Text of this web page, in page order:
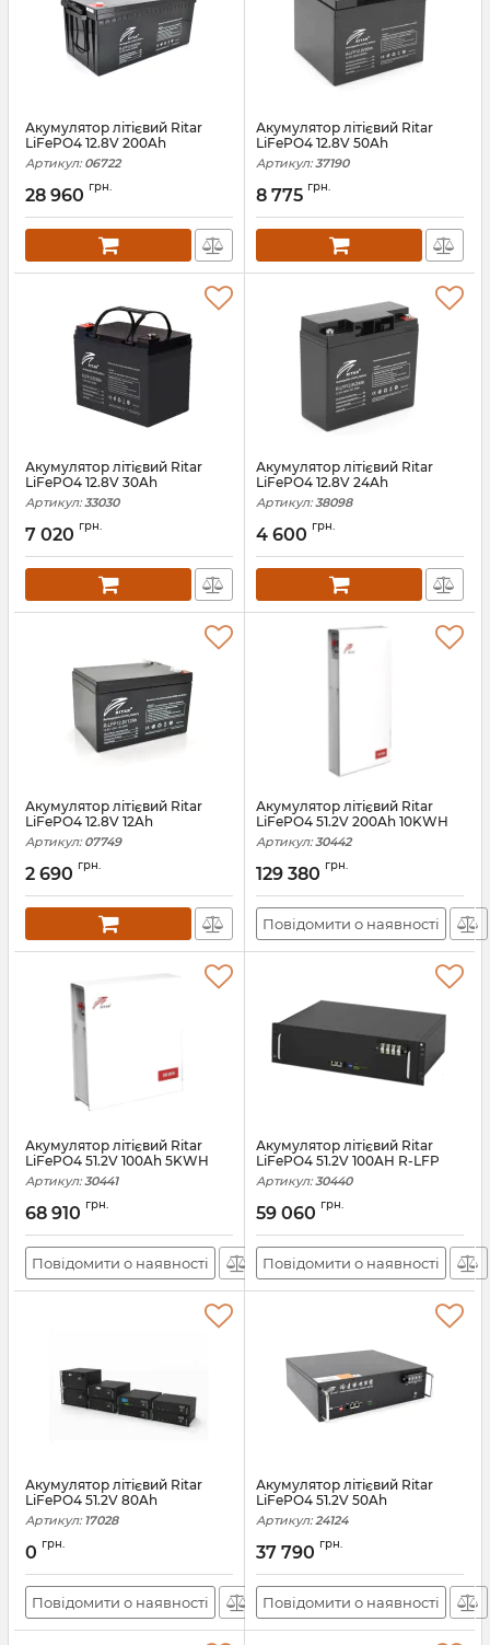
Акумулятор літієвий Ritar
LiFePO4 12.8V 200Ah
Артикул: 06722
28 960 грн.
Акумулятор літієвий Ritar
LiFePO4 12.8V 50Ah
Артикул: 37190
8 775 грн.
Акумулятор літієвий Ritar
LiFePO4 12.8V 30Ah
Артикул: 33030
7 020 грн.
Акумулятор літієвий Ritar
LiFePO4 12.8V 24Ah
Артикул: 38098
4 600 грн.
Акумулятор літієвий Ritar
LiFePO4 12.8V 12Ah
Артикул: 07749
2 690 грн.
Акумулятор літієвий Ritar
LiFePO4 51.2V 200Ah 10KWH
Артикул: 30442
129 380 грн.
Повідомити о наявності
Акумулятор літієвий Ritar
LiFePO4 51.2V 100Ah 5KWH
Артикул: 30441
68 910 грн.
Повідомити о наявності
Акумулятор літієвий Ritar
LiFePO4 51.2V 100AH R-LFP
Артикул: 30440
59 060 грн.
Повідомити о наявності
Акумулятор літієвий Ritar
LiFePO4 51.2V 80Ah
Артикул: 17028
0 грн.
Повідомити о наявності
Акумулятор літієвий Ritar
LiFePO4 51.2V 50Ah
Артикул: 24124
37 790 грн.
Повідомити о наявності